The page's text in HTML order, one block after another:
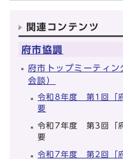
関連コンテンツ
府市協調
府市トップミーティ
会談）
令和8年度 第1回「
要
令和7年度 第3回「
要
令和7年度 第2回「